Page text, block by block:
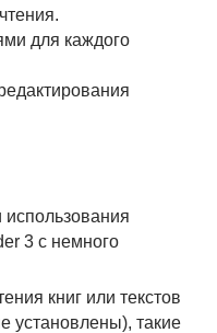
для каждого
3 с немного
книг или текстов
установлены), такие